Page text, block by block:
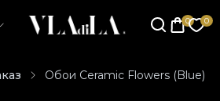
Обои Ceramic Flowers (Blue)